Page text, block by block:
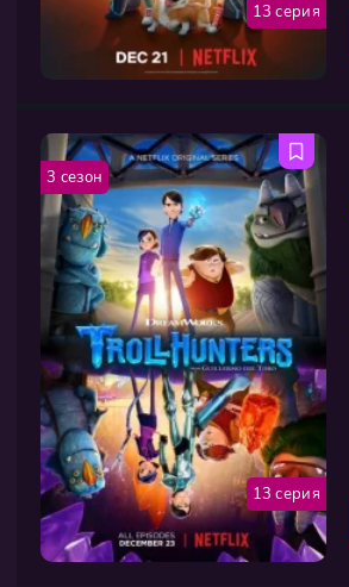
13 серия
13 серия
3 сезон